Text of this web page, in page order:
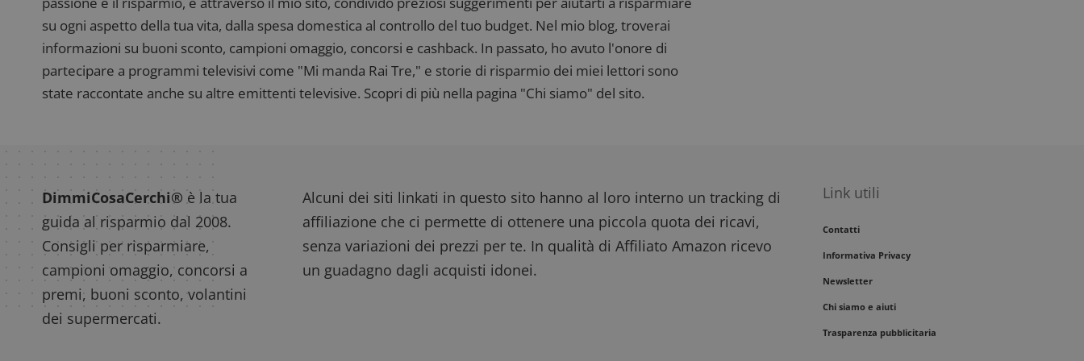
su ogni aspetto della tua vita, dalla spesa domestica al controllo del tuo budget. Nel mio blog, troverai
informazioni su buoni sconto, campioni omaggio, concorsi e cashback. In passato, ho avuto l'onore di
partecipare a programmi televisivi come "Mi manda Rai Tre," e storie di risparmio dei miei lettori sono
state raccontate anche su altre emittenti televisive. Scopri di più nella pagina "Chi siamo" del sito.
DimmiCosaCerchi® è la tua
guida al risparmio dal 2008.
Consigli per risparmiare,
campioni omaggio, concorsi a
premi, buoni sconto, volantini
dei supermercati.
Alcuni dei siti linkati in questo sito hanno al loro interno un tracking di
affiliazione che ci permette di ottenere una piccola quota dei ricavi,
senza variazioni dei prezzi per te. In qualità di Affiliato Amazon ricevo
un guadagno dagli acquisti idonei.
Link utili
Contatti
Informativa Privacy
Newsletter
Chi siamo e aiuti
Trasparenza pubblicitaria